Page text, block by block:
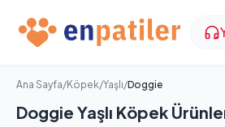
Ana Sayfa/Köpek/Yaşlı/Doggie
Doggie Yaşlı Köpek